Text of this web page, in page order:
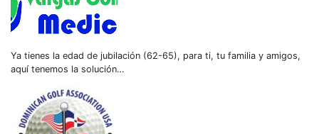
Ya tienes la edad de jubilación (62-65), para ti, tu familia y amigos,
aquí tenemos la solución…